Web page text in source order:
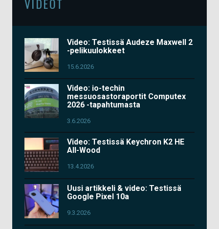
Video: Testissä Audeze Maxwell 2
-pelikuulokkeet
15.6.2026
Video: io-techin
messuosastoraportit Computex
2026 -tapahtumasta
3.6.2026
Video: Testissä Keychron K2 HE
All-Wood
13.4.2026
Uusi artikkeli & video: Testissä
Google Pixel 10a
9.3.2026